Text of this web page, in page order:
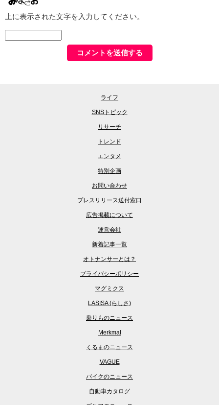
上に表示された文字を入力してください。
ライフ
SNSトピック
リサーチ
トレンド
エンタメ
特別企画
お問い合わせ
プレスリリース送付窓口
広告掲載について
運営会社
新着記事一覧
オトナンサーとは？
プライバシーポリシー
マグミクス
LASISA (らしさ)
乗りものニュース
Merkmal
くるまのニュース
VAGUE
バイクのニュース
自動車カタログ